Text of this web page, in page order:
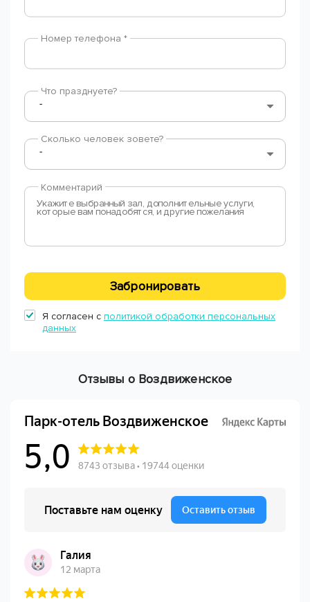
Номер телефона *
Что празднуете?
Сколько человек зовете?
Комментарий
Забронировать
Я согласен с политикой обработки персональных
данных
Отзывы о Воздвиженское